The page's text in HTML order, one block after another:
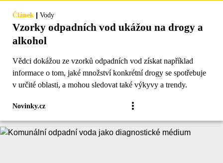
Článek | Vody
Vzorky odpadních vod ukážou na drogy a
alkohol
Vědci dokážou ze vzorků odpadních vod získat například
informace o tom, jaké množství konkrétní drogy se spotřebuje
v určité oblasti, a mohou sledovat také výkyvy a trendy.
Novinky.cz